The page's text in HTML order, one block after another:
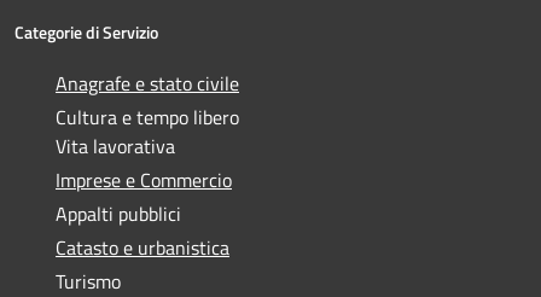
Categorie di Servizio
Anagrafe e stato civile
Cultura e tempo libero
Vita lavorativa
Imprese e Commercio
Appalti pubblici
Catasto e urbanistica
Turismo